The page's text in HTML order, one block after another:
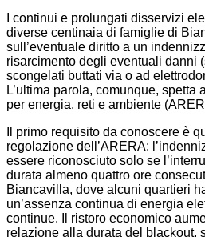
I continui e prolungati disservizi
diverse centinaia di famiglie di
sull’eventuale diritto a un
risarcimento degli eventuali danni
scongelati buttati via o ad
L’ultima parola, comunque, spetta
per energia, reti e ambiente
Il primo requisito da conoscere è
regolazione dell’ARERA:
essere riconosciuto solo se
durata almeno quattro ore
Biancavilla, dove alcuni quartieri
un’assenza continua di energia
continue. Il ristoro economico
relazione alla durata del blackout,